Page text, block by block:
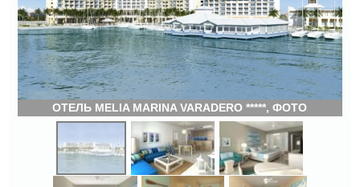
ОТЕЛЬ MELIA MARINA VARADERO *****, ФОТО